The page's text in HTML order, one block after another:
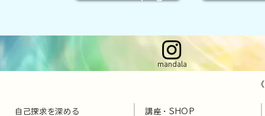
mandala
自己探求を深める 講座・SHOP